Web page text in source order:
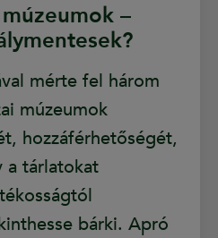
–
mérte fel három
múzeumok
hozzáférhetőségét,
a tárlatokat
bárki. Apró